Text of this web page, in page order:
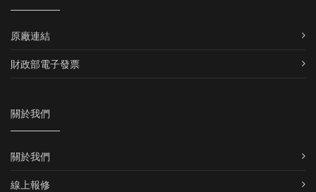
原廠連結
財政部電子發票
關於我們
關於我們
線上報修